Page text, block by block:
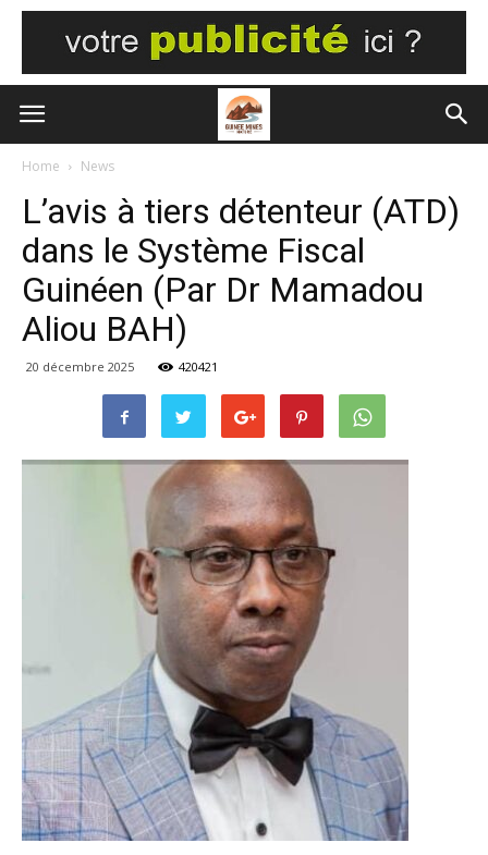
Home News
L’avis à tiers détenteur (ATD)
dans le Système Fiscal
Guinéen (Par Dr Mamadou
Aliou BAH)
20 décembre 2025 420421